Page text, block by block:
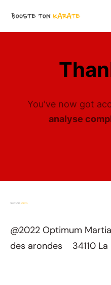
You've now got
analyse
@2022 Optimum
des arondes 34110